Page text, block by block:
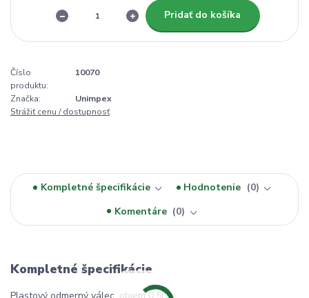
Pridať do košíka
Číslo
produktu:
10070
Značka:
Unimpex
Strážiť cenu / dostupnosť
Kompletné špecifikácie Hodnotenie
0
Komentáre
0
Kompletné špecifikácie